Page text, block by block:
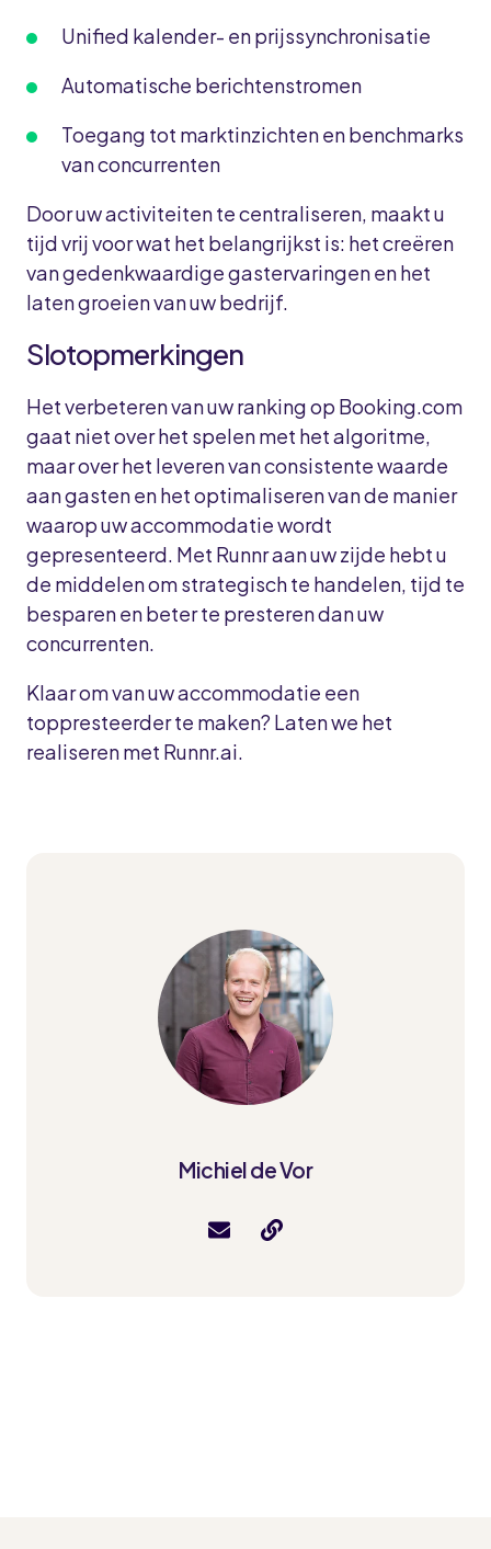
Unified kalender- en prijssynchronisatie
Automatische berichtenstromen
Toegang tot marktinzichten en benchmarks
van concurrenten
Door uw activiteiten te centraliseren, maakt u
tijd vrij voor wat het belangrijkst is: het creëren
van gedenkwaardige gastervaringen en het
laten groeien van uw bedrijf.
Slotopmerkingen
Het verbeteren van uw ranking op Booking.com
gaat niet over het spelen met het algoritme,
maar over het leveren van consistente waarde
aan gasten en het optimaliseren van de manier
waarop uw accommodatie wordt
gepresenteerd. Met Runnr aan uw zijde hebt u
de middelen om strategisch te handelen, tijd te
besparen en beter te presteren dan uw
concurrenten.
Klaar om van uw accommodatie een
toppresteerder te maken? Laten we het
realiseren met Runnr.ai.
Michiel de Vor